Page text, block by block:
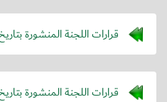
قرارات اللجنة المنشورة
قرارات اللجنة المنشورة